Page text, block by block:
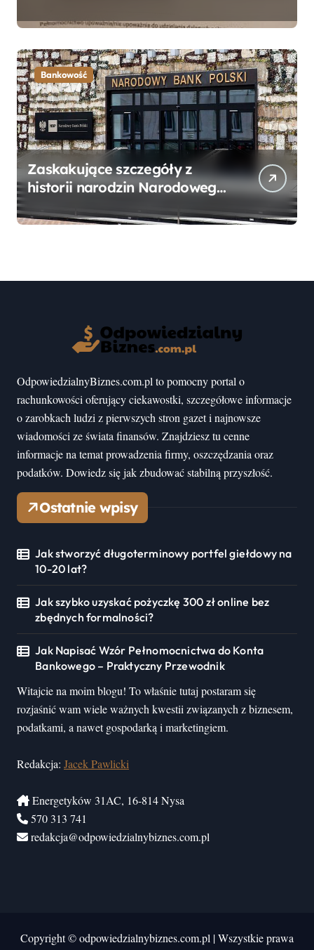
Przewodnik
Bankowość
Zaskakujące szczegóły z
historii narodzin Narodowego
mogłeś nie wiedzieć
OdpowiedzialnyBiznes.com.pl to pomocny portal o
rachunkowości oferujący ciekawostki, szczegółowe informacje
o zarobkach ludzi z pierwszych stron gazet i najnowsze
wiadomości ze świata finansów. Znajdziesz tu cenne
informacje na temat prowadzenia firmy, oszczędzania oraz
podatków. Dowiedz się jak zbudować stabilną przyszłość.
Ostatnie wpisy
Jak stworzyć długoterminowy portfel giełdowy na
10-20 lat?
Jak szybko uzyskać pożyczkę 300 zł online bez
zbędnych formalności?
Jak Napisać Wzór Pełnomocnictwa do Konta
Bankowego – Praktyczny Przewodnik
Witajcie na moim blogu! To właśnie tutaj postaram się
rozjaśnić wam wiele ważnych kwestii związanych z biznesem,
podatkami, a nawet gospodarką i marketingiem.
Redakcja: Jacek Pawlicki
Energetyków 31AC, 16-814 Nysa
570 313 741
redakcja@odpowiedzialnybiznes.com.pl
Copyright © odpowiedzialnybiznes.com.pl |Wszystkie prawa